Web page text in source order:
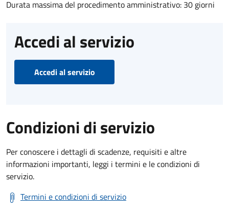
Durata massima del procedimento amministrativo: 30 giorni
Accedi al servizio
Accedi al servizio
Condizioni di servizio
Per conoscere i dettagli di scadenze, requisiti e altre
informazioni importanti, leggi i termini e le condizioni di
servizio.
Termini e condizioni di servizio